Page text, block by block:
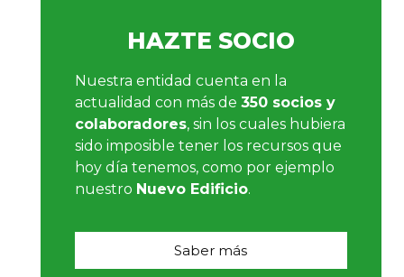
HAZTE SOCIO
Nuestra entidad cuenta en la
actualidad con más de 350 socios y
colaboradores, sin los cuales hubiera
sido imposible tener los recursos que
hoy día tenemos, como por ejemplo
nuestro Nuevo Edificio.
Saber más